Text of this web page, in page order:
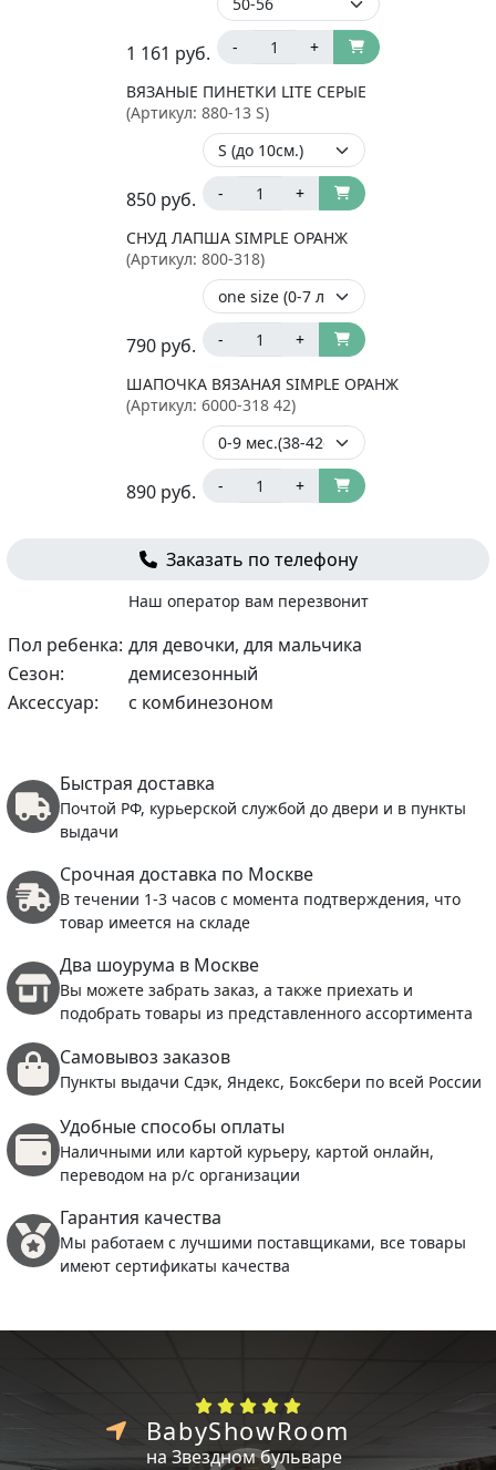
1 161 руб. - +
ВЯЗАНЫЕ ПИНЕТКИ LITE СЕРЫЕ
(Артикул: 880-13 S)
850 руб. - +
СНУД ЛАПША SIMPLE ОРАНЖ
(Артикул: 800-318)
790 руб. - +
ШАПОЧКА ВЯЗАНАЯ SIMPLE ОРАНЖ
(Артикул: 6000-318 42)
890 руб. - +
Заказать по телефону
Наш оператор вам перезвонит
Пол ребенка: для девочки, для мальчика
Сезон:
демисезонный
Аксессуар:
с комбинезоном
Быстрая доставка
Почтой РФ, курьерской службой до двери и в пункты
выдачи
Срочная доставка по Москве
В течении 1-3 часов с момента подтверждения, что
товар имеется на складе
Два шоурума в Москве
Вы можете забрать заказ, а также приехать и
подобрать товары из представленного ассортимента
Самовывоз заказов
Пункты выдачи Сдэк, Яндекс, Боксбери по всей России
Удобные способы оплаты
Наличными или картой курьеру, картой онлайн,
переводом на р/с организации
Гарантия качества
Мы работаем с лучшими поставщиками, все товары
имеют сертификаты качества
BabyShowRoom
на Звездном бульваре